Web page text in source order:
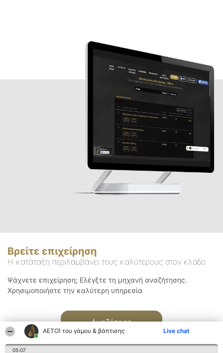
ΑΕΤΟΊ του γάμου & βάπτισης Live chat
05:07
Βρείτε επιχείρηση
Η κατάταξη περιλαμβάνει τους καλύτερους στον κλάδο
Ψάχνετε επιχείρηση; Ελέγξτε τη μηχανή αναζήτησης.
Χρησιμοποιήστε την καλύτερη υπηρεσία
Αναζήτηση